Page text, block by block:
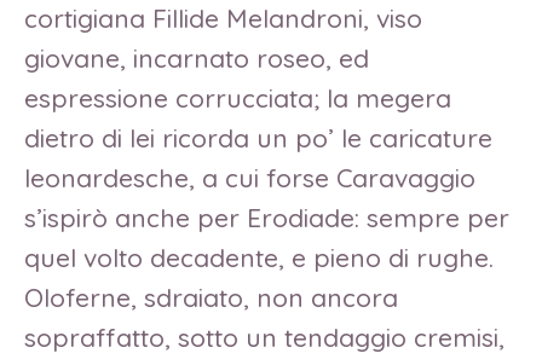
cortigiana Fillide Melandroni, viso
giovane, incarnato roseo, ed
espressione corrucciata; la megera
dietro di lei ricorda un po’ le caricature
leonardesche, a cui forse Caravaggio
s’ispirò anche per Erodiade: sempre per
quel volto decadente, e pieno di rughe.
Oloferne, sdraiato, non ancora
sopraffatto, sotto un tendaggio cremisi,